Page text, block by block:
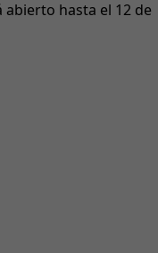
hasta el 12 de